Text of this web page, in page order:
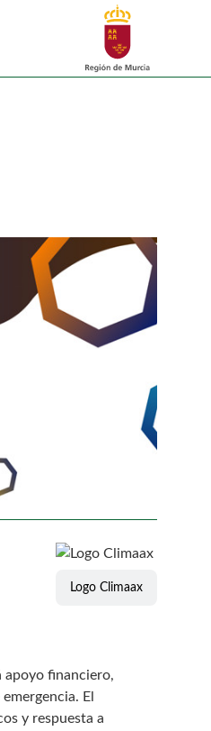
Buscar
Logo Climaax
apoyo financiero,
El
y respuesta a